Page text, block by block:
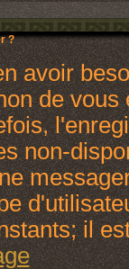
?
avoir
de
non-
il